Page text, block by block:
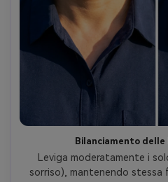
Bilanciamento
Leviga moderatamente i
sorriso), mantenendo stessa